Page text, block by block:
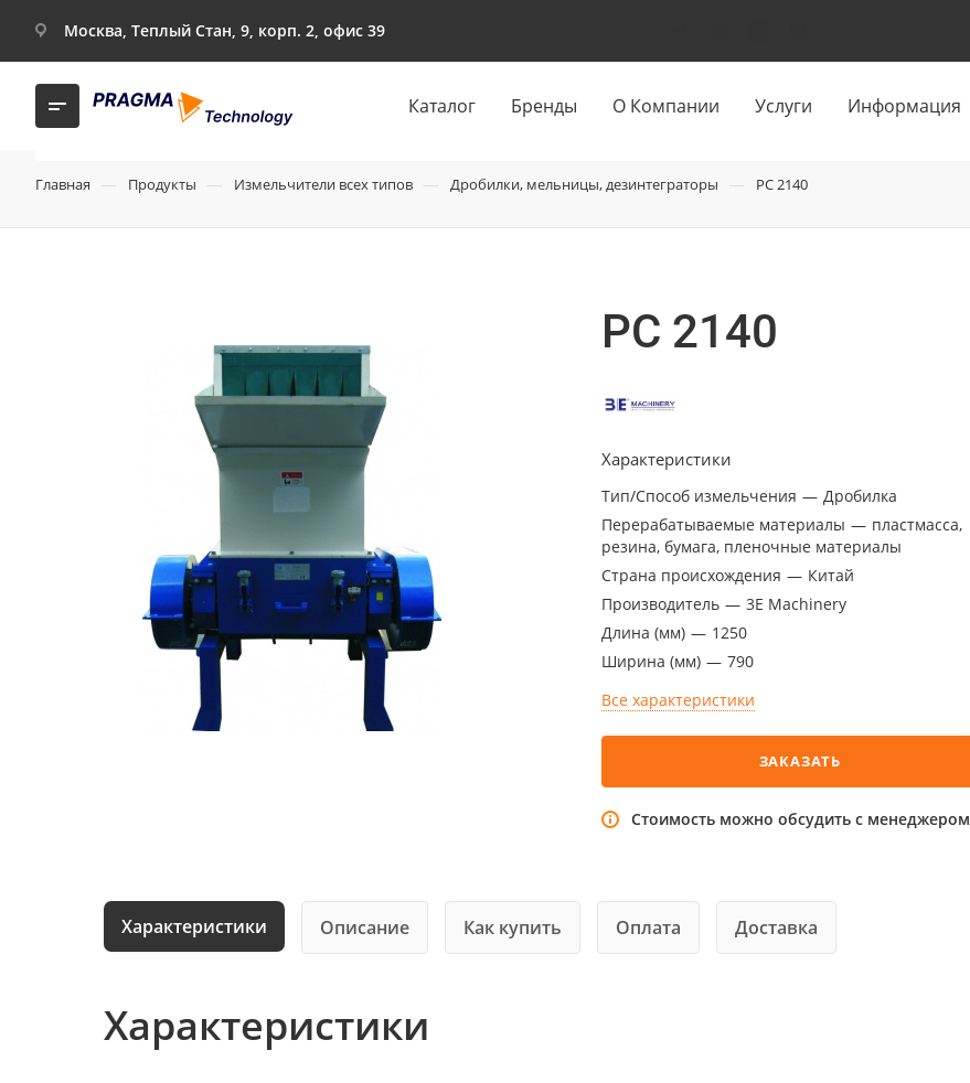
Москва, Теплый Стан, 9, корп. 2, офис 39
Каталог Бренды О Компании Услуги Информация
Главная — Продукты — Измельчители всех типов — Дробилки, мельницы, дезинтеграторы — PC 2140
PC 2140
Характеристики
Тип/Способ измельчения — Дробилка
Перерабатываемые материалы — пластмасса,
резина, бумага, пленочные материалы
Страна происхождения — Китай
Производитель — 3E Machinery
Длина (мм) — 1250
Ширина (мм) — 790
Все характеристики
ЗАКАЗАТЬ
Стоимость можно обсудить с менеджером
Характеристики Описание Как купить Оплата Доставка
Характеристики